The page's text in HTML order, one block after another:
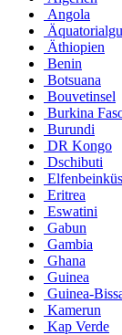
Angola
Äthiopien
Benin
Botsuana
Bouvetinsel
Burkina
Burundi
DR Kongo
Dschibuti
Eritrea
Eswatini
Gabun
Gambia
Ghana
Guinea
Guinea-
Kamerun
Kap Verde